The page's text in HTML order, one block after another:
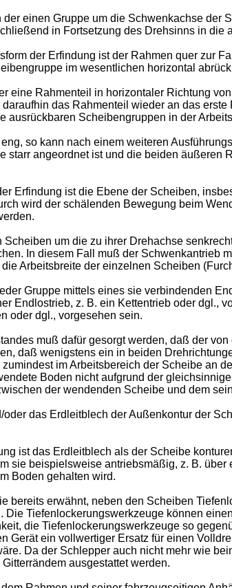
einen Gruppe um die Schwenkachse
in Fortsetzung des Drehsinns in die
der Erfindung ist der Rahmen quer zur
im wesentlichen horizontal
eine Rahmenteil in horizontaler Richtung
das Rahmenteil wieder an das
ausrückbaren Scheibengruppen in der
so kann nach einem weiteren
starr angeordnet ist und die beiden
Erfindung ist die Ebene der Scheiben,
wird der schälenden Bewegung beim
um die zu ihrer Drehachse
In diesem Fall muß der Schwenkantrieb
Arbeitsbreite der einzelnen Scheiben
Gruppe mittels eines sie verbindenden
Endlostrieb, z. B. ein Kettentrieb oder dgl.,
oder dgl., vorgesehen sein.
muß dafür gesorgt werden, daß der
daß wenigstens ein in beiden
im Arbeitsbereich der Scheibe an
Boden nicht aufgrund der
der wendenden Scheibe und dem
oder das Erdleitblech der Außenkontur der
ist das Erdleitblech als der Scheibe
sie beispielsweise antriebsmäßig, z. B.
Boden gehalten wird.
bereits erwähnt, neben den Scheiben
Tiefenlockerungswerkzeuge können
die Tiefenlockerungswerkzeuge so
Gerät ein vollwertiger Ersatz für einen
Da der Schlepper auch nicht mehr wie
ausgestattet werden.